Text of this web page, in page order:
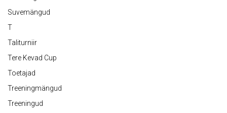
Suvemängud
T
Taliturniir
Tere Kevad Cup
Toetajad
Treeningmängud
Treeningud